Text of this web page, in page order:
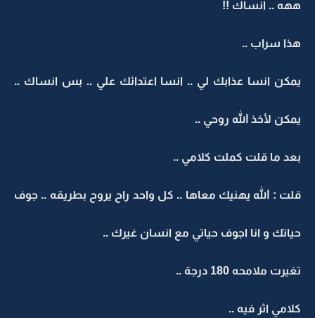
ههه .. انساك !!
هذا سراب ..
يمكن انسا عذابك لي .. انسا اعتدائك علي .. بس انساك ..
يمكن لأخذ الله روحي ..
بعد ما قلت كملت كلامي ..
قلت : الله يهنيك معاها .. كل واحد راح يروح بطريقه .. جوف
حياتك و انا اجوف حياتي مع انسان غيرك ..
تغيرت ملامحه 180 درجة ..
كلامي اثر فيه ..